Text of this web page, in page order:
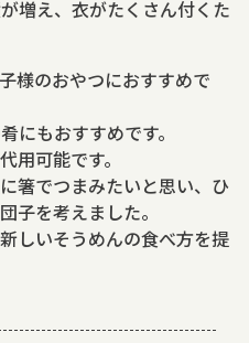
増え、衣がたくさん付くた
様のおやつにおすすめで
にもおすすめです。
用可能です。
箸でつまみたいと思い、ひ
子を考えました。
しいそうめんの食べ方を提